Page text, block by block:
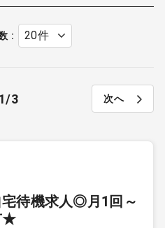
1 3 次へ
待機求人◎月1回～
★